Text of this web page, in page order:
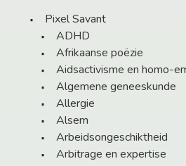
Pixel Savant
ADHD
Afrikaanse poëzie
Aidsactivisme en homo-
Algemene geneeskunde
Allergie
Alsem
Arbeidsongeschiktheid
Arbitrage en expertise